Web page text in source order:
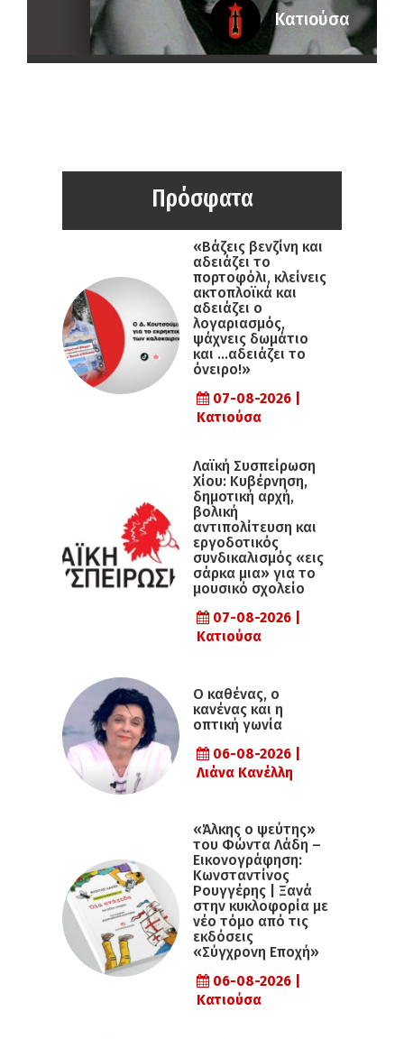
Κατιούσα
Πρόσφατα
«Βάζεις βενζίνη και
αδειάζει το
πορτοφόλι, κλείνεις
ακτοπλοϊκά και
αδειάζει ο
λογαριασμός,
ψάχνεις δωμάτιο
και …αδειάζει το
όνειρο!»
07-08-2026 |
Κατιούσα
Λαϊκή Συσπείρωση
Χίου: Κυβέρνηση,
δημοτική αρχή,
βολική
αντιπολίτευση και
εργοδοτικός
συνδικαλισμός «εις
σάρκα μια» για το
μουσικό σχολείο
07-08-2026 |
Κατιούσα
Ο καθένας, ο
κανένας και η
οπτική γωνία
06-08-2026 |
Λιάνα Κανέλλη
«Άλκης ο ψεύτης»
του Φώντα Λάδη –
Εικονογράφηση:
Κωνσταντίνος
Ρουγγέρης | Ξανά
στην κυκλοφορία με
νέο τόμο από τις
εκδόσεις
«Σύγχρονη Εποχή»
06-08-2026 |
Κατιούσα